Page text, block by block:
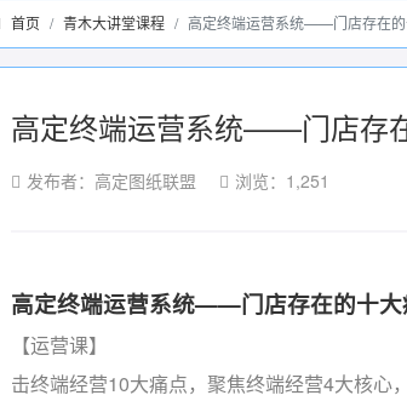
首页 青木大讲堂课程 高定终端运营系统——门店存在的
高定终端运营系统——门店存
发布者：高定图纸联盟 浏览：1,251
高定终端运营系统——门店存在的十大
【运营课】
击终端经营10大痛点，聚焦终端经营4大核心